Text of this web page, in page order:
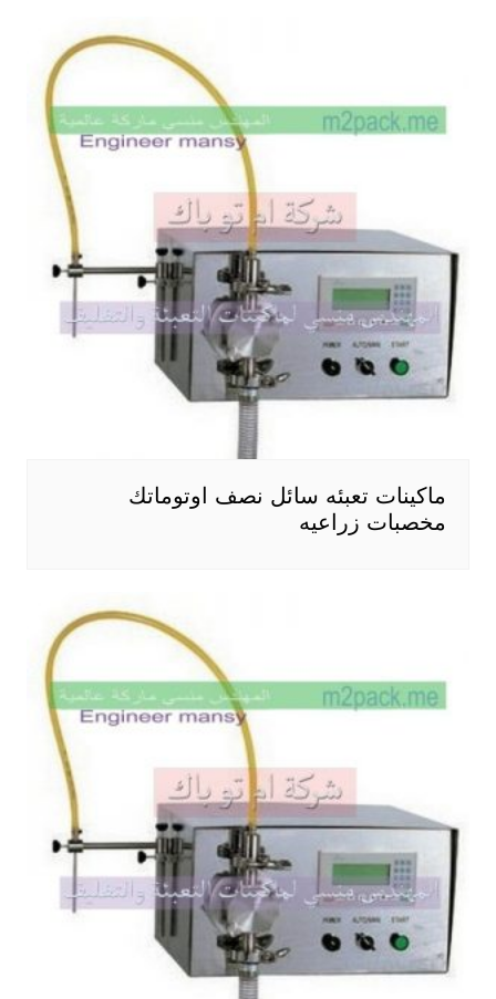
ماكينات تعبئه سائل نصف اوتوماتك
مخصبات زراعيه